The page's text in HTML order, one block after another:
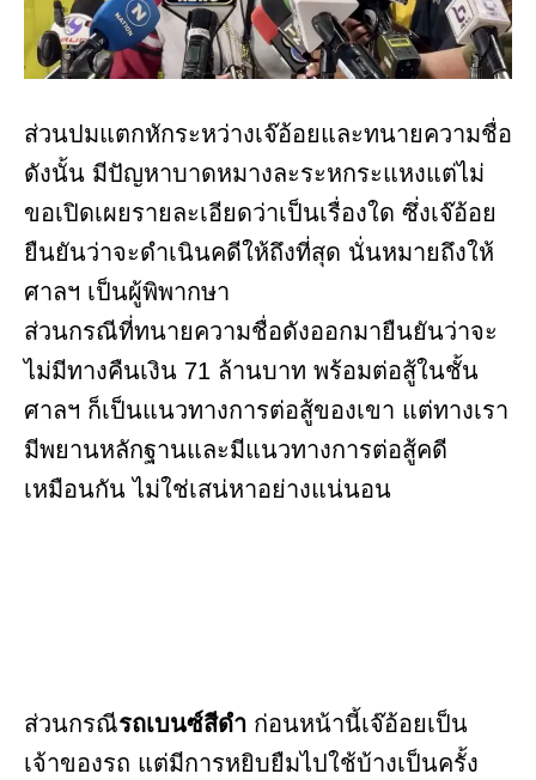
ส่วนปมแตกหักระหว่างเจ๊อ้อยและทนายความชื่อ
ดังนั้น มีปัญหาบาดหมางละระหกระแหงแต่ไม่
ขอเปิดเผยรายละเอียดว่าเป็นเรื่องใด ซึ่งเจ๊อ้อย
ยืนยันว่าจะดำเนินคดีให้ถึงที่สุด นั่นหมายถึงให้
ศาลฯ เป็นผู้พิพากษา
ส่วนกรณีที่ทนายความชื่อดังออกมายืนยันว่าจะ
ไม่มีทางคืนเงิน 71 ล้านบาท พร้อมต่อสู้ในชั้น
ศาลฯ ก็เป็นแนวทางการต่อสู้ของเขา แต่ทางเรา
มีพยานหลักฐานและมีแนวทางการต่อสู้คดี
เหมือนกัน ไม่ใช่เสน่หาอย่างแน่นอน
ส่วนกรณีรถเบนซ์สีดำ ก่อนหน้านี้เจ๊อ้อยเป็น
เจ้าของรถ แต่มีการหยิบยืมไปใช้บ้างเป็นครั้ง